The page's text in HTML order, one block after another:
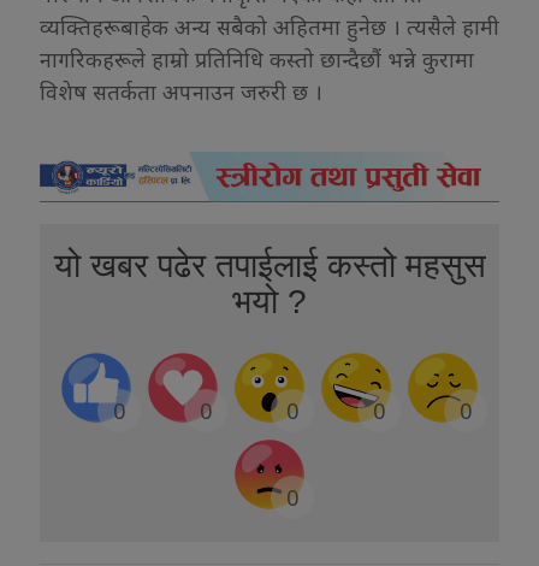
व्यक्तिहरूबाहेक अन्य सबैको अहितमा हुनेछ । त्यसैले हामी
नागरिकहरूले हाम्रो प्रतिनिधि कस्तो छान्दैछौं भन्ने कुरामा
विशेष सतर्कता अपनाउन जरुरी छ ।
यो खबर पढेर तपाईलाई कस्तो महसुस
भयो ?
0 0 0 0 0
0